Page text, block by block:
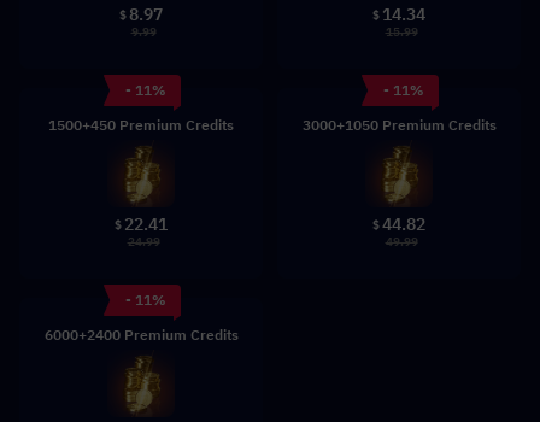
$ 8.97
9.99
$ 14.34
15.99
- 11%
1500+450 Premium Credits
$ 22.41
24.99
- 11%
3000+1050 Premium Credits
$44.82
49.99
- 11%
6000+2400 Premium Credits